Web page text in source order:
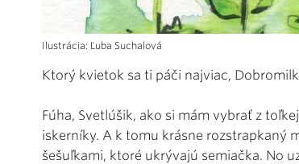
Ilustrácia: Ľuba Suchalová
Ktorý kvietok sa ti páči najviac,
Fúha, Svetlúšik, ako si mám vybrať z
iskerníky. A k tomu krásne rozstrapkaný
šešuľkami, ktoré ukrývajú semiačka. No